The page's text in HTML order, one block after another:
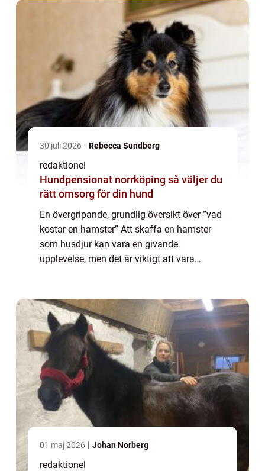
30 juli 2026 Rebecca Sundberg
redaktionel
Hundpensionat norrköping så väljer du
rätt omsorg för din hund
En övergripande, grundlig översikt över ”vad
kostar en hamster” Att skaffa en hamster
som husdjur kan vara en givande
upplevelse, men det är viktigt att vara
01 maj 2026 Johan Norberg
redaktionel